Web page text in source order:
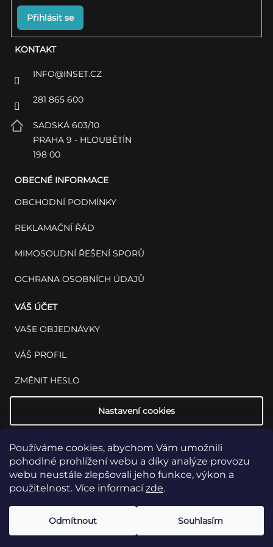
Používáme cookies, abychom Vám umožnili
pohodlné prohlížení webu a díky analýze provozu
webu neustále zlepšovali jeho funkce, výkon a
použitelnost. Více informacízde.
Odmítnout Souhlasím
KONTAKT
INFO@INSET.CZ
281 865 600
SADSKÁ 603/10
PRAHA 9 - HLOUBĚTÍN
198 00
OBECNÉ INFORMACE
OBCHODNÍ PODMÍNKY
REKLAMAČNÍ ŘÁD
MIMOSOUDNÍ ŘEŠENÍ SPORŮ
OCHRANA OSOBNÍCH ÚDAJŮ
VÁŠ ÚČET
VAŠE OBJEDNÁVKY
VÁŠ PROFIL
ZMĚNIT HESLO
Nastavení cookies
Přihlásit se
Vytvořil Shoptet
Copyright 2026INSET: Med & Lab Všechna práva vyhrazena.